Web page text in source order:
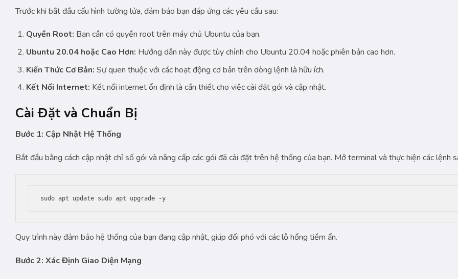
Trước khi bắt đầu cấu hình tường lửa, đảm bảo bạn đáp ứng các yêu cầu sau:
Quyền Root: Bạn cần có quyền root trên máy chủ Ubuntu của bạn.
Ubuntu 20.04 hoặc Cao Hơn: Hướng dẫn này được tùy chỉnh cho Ubuntu 20.04 hoặc phiên bản cao hơn.
Kiến Thức Cơ Bản: Sự quen thuộc với các hoạt động cơ bản trên dòng lệnh là hữu ích.
Kết Nối Internet: Kết nối internet ổn định là cần thiết cho việc cài đặt gói và cập nhật.
Cài Đặt và Chuẩn Bị
Bước 1: Cập Nhật Hệ Thống
Bắt đầu bằng cách cập nhật chỉ số gói và nâng cấp các gói đã cài đặt trên hệ thống của bạn. Mở terminal và thực hiện các lệnh
sudo apt update sudo apt upgrade -y
Quy trình này đảm bảo hệ thống của bạn đang cập nhật, giúp đối phó với các lỗ hổng tiềm ẩn.
Bước 2: Xác Định Giao Diện Mạng